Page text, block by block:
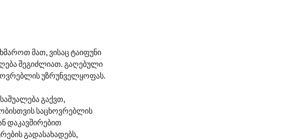
მათ, ვისაც ტაიფუნი
შეგიძლიათ. გაღებული
უზრუნველყოფას.
გაქვთ,
საცხოვრებლის
დაკავშირებით
გადასახადებს,